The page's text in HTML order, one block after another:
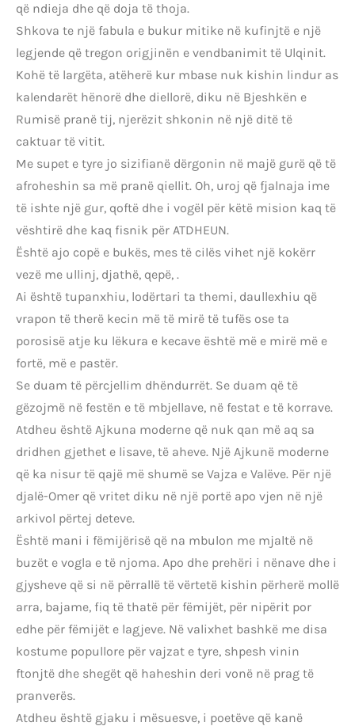
që ndieja dhe që doja të thoja.
Shkova te një fabula e bukur mitike në kufinjtë e një
legjende që tregon origjinën e vendbanimit të Ulqinit.
Kohë të largëta, atëherë kur mbase nuk kishin lindur as
kalendarët hënorë dhe diellorë, diku në Bjeshkën e
Rumisë pranë tij, njerëzit shkonin në një ditë të
caktuar të vitit.
Me supet e tyre jo sizifianë dërgonin në majë gurë që të
afroheshin sa më pranë qiellit. Oh, uroj që fjalnaja ime
të ishte një gur, qoftë dhe i vogël për këtë mision kaq të
vështirë dhe kaq fisnik për ATDHEUN.
Është ajo copë e bukës, mes të cilës vihet një kokërr
vezë me ullinj, djathë, qepë, .
Ai është tupanxhiu, lodërtari ta themi, daullexhiu që
vrapon të therë kecin më të mirë të tufës ose ta
porosisë atje ku lëkura e kecave është më e mirë më e
fortë, më e pastër.
Se duam të përcjellim dhëndurrët. Se duam që të
gëzojmë në festën e të mbjellave, në festat e të korrave.
Atdheu është Ajkuna moderne që nuk qan më aq sa
dridhen gjethet e lisave, të aheve. Një Ajkunë moderne
që ka nisur të qajë më shumë se Vajza e Valëve. Për një
djalë-Omer që vritet diku në një portë apo vjen në një
arkivol përtej deteve.
Është mani i fëmijërisë që na mbulon me mjaltë në
buzët e vogla e të njoma. Apo dhe prehëri i nënave dhe i
gjysheve që si në përrallë të vërtetë kishin përherë mollë
arra, bajame, fiq të thatë për fëmijët, për nipërit por
edhe për fëmijët e lagjeve. Në valixhet bashkë me disa
kostume popullore për vajzat e tyre, shpesh vinin
ftonjtë dhe shegët që haheshin deri vonë në prag të
pranverës.
Atdheu është gjaku i mësuesve, i poetëve që kanë